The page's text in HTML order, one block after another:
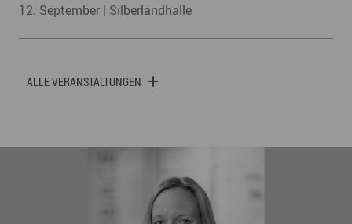
12. September | Silberlandhalle
ALLE VERANSTALTUNGEN